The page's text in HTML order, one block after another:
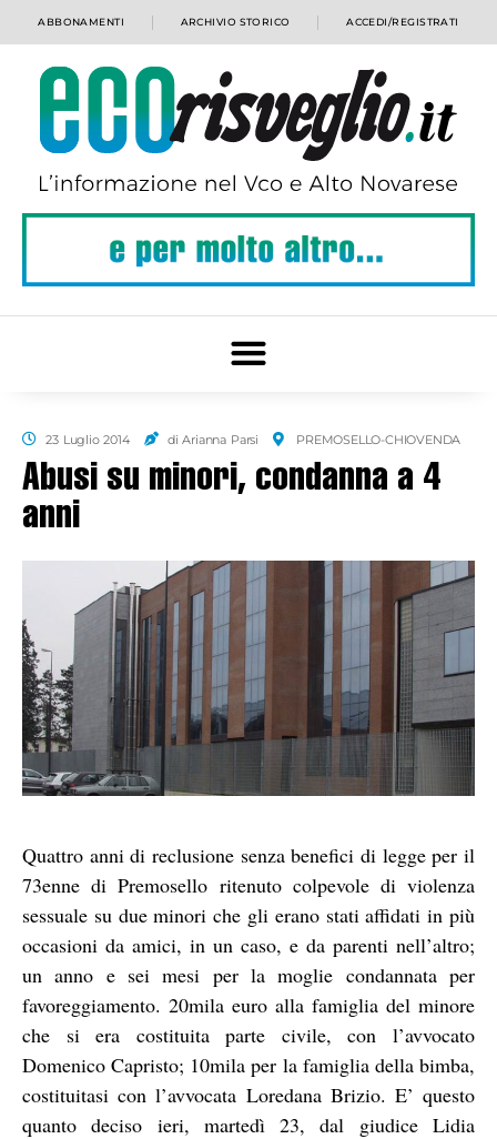
ABBONAMENTI ARCHIVIO STORICO ACCEDI/REGISTRATI
23 Luglio 2014 di Arianna Parsi PREMOSELLO-CHIOVENDA
Abusi su minori, condanna a 4
anni
Quattro anni di reclusione senza benefici di legge per il
73enne di Premosello ritenuto colpevole di violenza
sessuale su due minori che gli erano stati affidati in più
occasioni da amici, in un caso, e da parenti nell’altro;
un anno e sei mesi per la moglie condannata per
favoreggiamento. 20mila euro alla famiglia del minore
che si era costituita parte civile, con l’avvocato
Domenico Capristo; 10mila per la famiglia della bimba,
costituitasi con l’avvocata Loredana Brizio. E’ questo
quanto deciso ieri, martedì 23, dal giudice Lidia